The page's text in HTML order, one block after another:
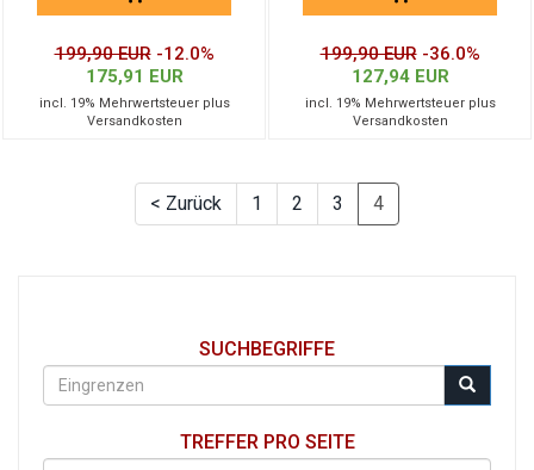
199,90 EUR -12.0%
175,91 EUR
incl. 19% Mehrwertsteuer plus
Versandkosten
199,90 EUR -36.0%
127,94 EUR
incl. 19% Mehrwertsteuer plus
Versandkosten
< Zurück 1 2 3 4
SUCHBEGRIFFE
TREFFER PRO SEITE